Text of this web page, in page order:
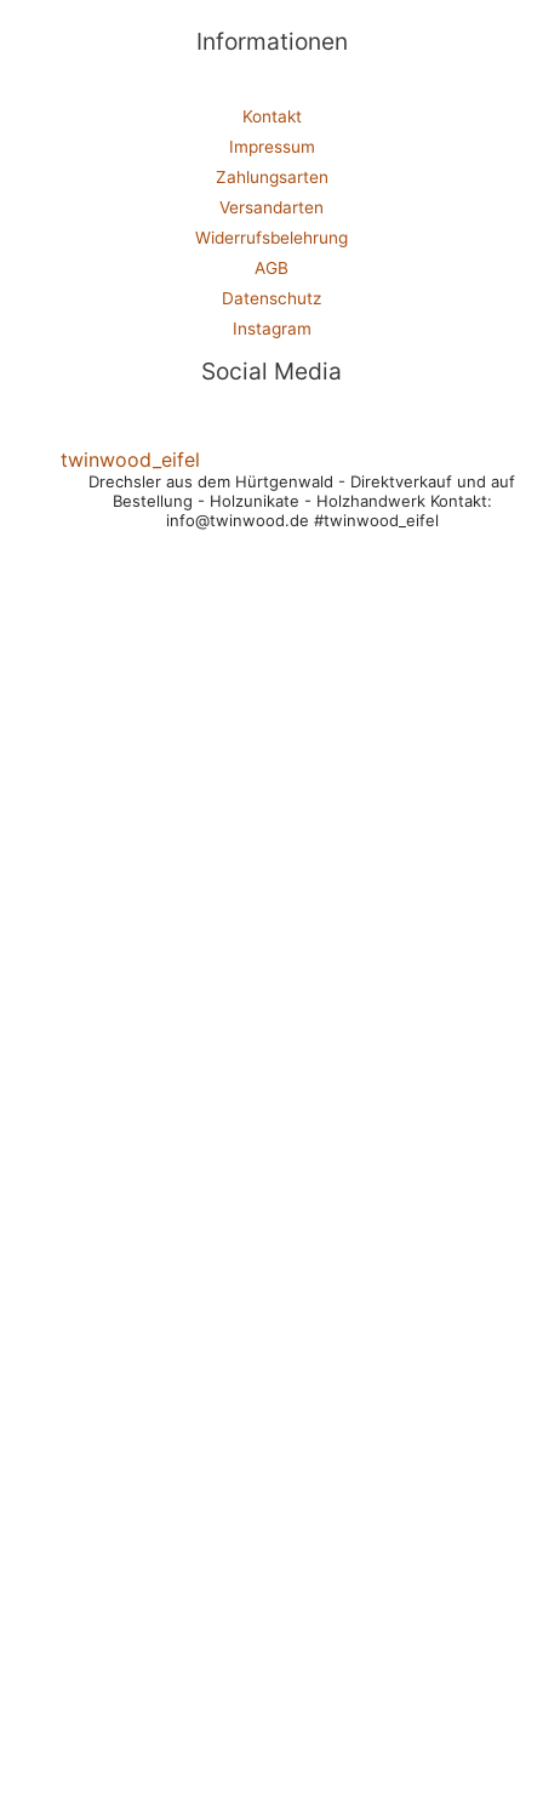
Informationen
Kontakt
Impressum
Zahlungsarten
Versandarten
Widerrufsbelehrung
AGB
Datenschutz
Instagram
Social Media
twinwood_eifel
Drechsler aus dem Hürtgenwald - Direktverkauf und auf
Bestellung - Holzunikate - HolzhandwerkKontakt:
info@twinwood.de #twinwood_eifel